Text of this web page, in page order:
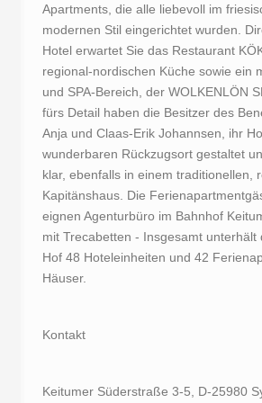
Apartments, die alle liebevoll im
modernen Stil eingerichtet wurden.
Hotel erwartet Sie das Restaurant
regional-nordischen Küche sowie ein
und SPA-Bereich, der WOLKENLÖN
fürs Detail haben die Besitzer des
Anja und Claas-Erik Johannsen, ihr
wunderbaren Rückzugsort gestaltet
klar, ebenfalls in einem traditionellen,
Kapitänshaus. Die
eignen Agenturbüro im Bahnhof
mit Trecabetten - Insgesamt unterhält
Hof 48 Hoteleinheiten und 42
Häuser.
Kontakt
Keitumer Süderstraße 3-5, D-25980